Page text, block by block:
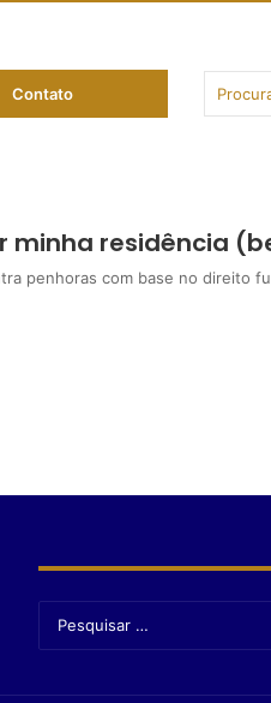
Contato
minha residência
penhoras com base no direito